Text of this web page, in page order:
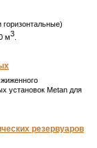
м3
установок Metan для
резервуаров